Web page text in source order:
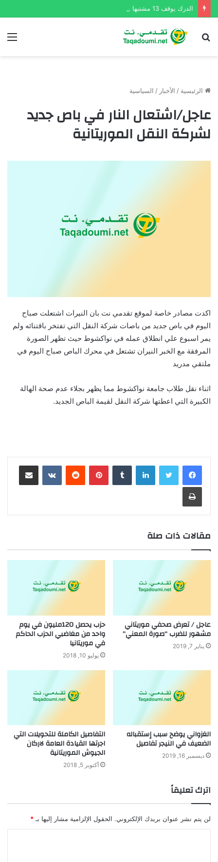
الدرك يوقف 13 مشتبها بهم ويفكك شبكتين لبيع المخدرات
بحث
الرئيسية / الأخبار / السياسية
عاجل/اشتعال النار في باص جديد
لشركة النقل الموريتانية
اكدت مصادر خاصة لموقع تقدمي نت بان النيرات اشتعلت صباح
اليوم في باص جديد من باصات شركة النقل التي تفتخر باقتنائه ولم
يمر اسبوع علي انطلاق عمله في نواكشوط حيث تظهر الصورة
المرفقة مع الخبر النيران تشتعل في محرك الباص صباح اليوم في
ملتقي مدريد
اثناء نقل طلاب جامعة نواكشوط مما يظهر بجلاء عدم صحة الهالة
الكبيرة التي اعطتها شركة النقل لقيمة الباص الجديد.
لينكدإن بينتيريست مشاركة عبر البريد
طباعة
مقالات ذات صلة
عاجل / تعرض صحفي موريتاني
مشهور للضرب “صورة المعني”
يناير 7, 2019
حزب يحصل 120مليون في يوم
واحد من مغاضبي الحزب الحاكم
في موريتانيا
يوليو 10, 2018
الغزواني يوضح سبب إستقباله
الضعيف في النيجر تفاصيل
ديسمبر 16, 2019
التفاصيل الكاملة للتحويلات التي
اجرتها القيادة العامة لاركان
الجيوش الموريتانية
أكتوبر 5, 2018
اترك تعليقاً
لن يتم نشر عنوان بريدك الإلكتروني. الحقول الإلزامية مشار إليها بـ *